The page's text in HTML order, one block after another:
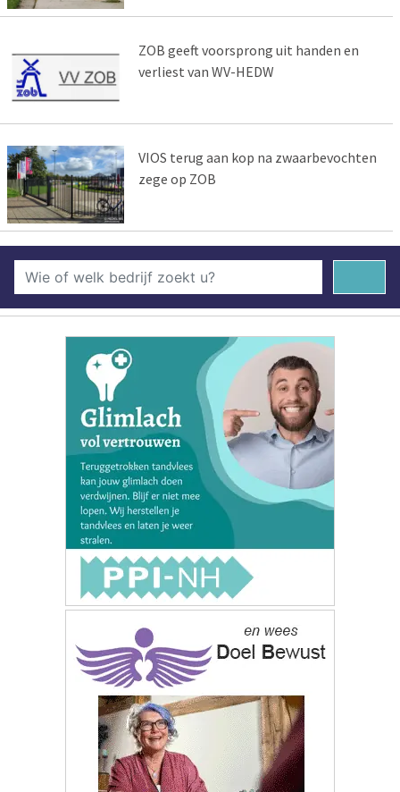
ZOB geeft voorsprong uit handen en
verliest van WV-HEDW
VIOS terug aan kop na zwaarbevochten
zege op ZOB